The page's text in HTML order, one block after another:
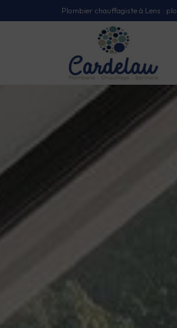
Plombier chauffagiste à Lens :
Panneau de gestion des cookies